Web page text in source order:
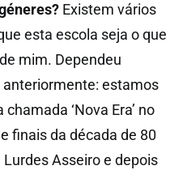
Existem vários
esta escola seja o que
mim. Dependeu
estamos
‘Nova Era’ no
finais da década de 80
Asseiro e depois